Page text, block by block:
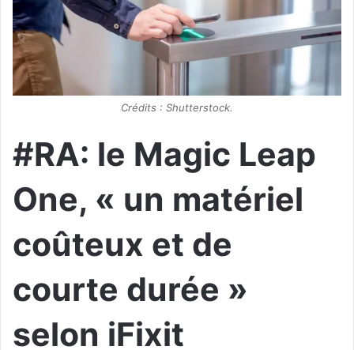
Crédits : Shutterstock.
#RA: le Magic Leap
One, « un matériel
coûteux et de
courte durée »
selon iFixit